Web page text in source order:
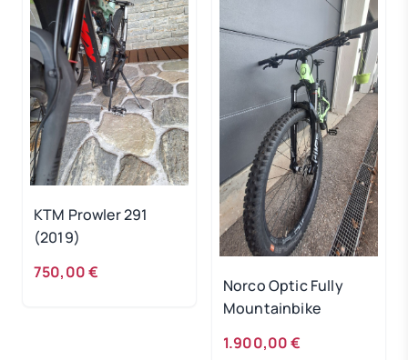
KTM Prowler 291
(2019)
750,00 €
Norco Optic Fully
Mountainbike
1.900,00 €